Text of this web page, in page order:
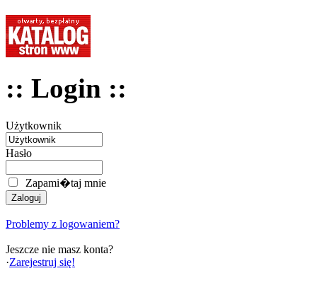
:: Login ::
Użytkownik
Hasło
Zapami�taj mnie
Problemy z logowaniem?
Jeszcze nie masz konta?
·Zarejestruj się!